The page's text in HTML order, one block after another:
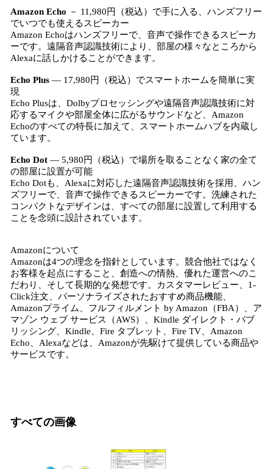
Amazon Echo － 11,980円（税込）で手に入る、ハンズフリー
でいつでも使えるスピーカー
Amazon Echoはハンズフリーで、音声で操作できるスピーカ
ーです。遠隔音声認識技術により、部屋の様々なところから
Alexaに話しかけることができます。
Echo Plus ― 17,980円（税込）でスマートホームを簡単に実
現
Echo Plusは、Dolbyプロセッシングや遠隔音声認識技術に対
応するマイクや部屋全体に広がるサウンドなど、Amazon
Echoのすべての特長に加えて、スマートホームハブを内蔵し
ています。
Echo Dot ― 5,980円（税込）で場所を取ることなく家の全て
の部屋に設置が可能
Echo Dotも、Alexaに対応した遠隔音声認識技術を採用、ハン
ズフリーで、音声で操作できるスピーカーです。洗練された
コンパクトなデザインは、すべての部屋に設置して利用する
ことを念頭に設計されています。
Amazonについて
Amazonは4つの理念を指針としています。競合他社ではなく
お客様を起点にすること、創造への情熱、優れた運営へのこ
だわり、そして長期的な発想です。カスタマーレビュー、1-
Click注文、パーソナライズされたおすすめ商品機能、
Amazonプライム、フルフィルメント by Amazon（FBA）、ア
マゾン ウェブ サービス（AWS）、Kindle ダイレクト・パブ
リッシング、Kindle、Fire タブレット、Fire TV、Amazon
Echo、Alexaなどは、Amazonが先駆けて提供している商品や
サービスです。
すべての画像